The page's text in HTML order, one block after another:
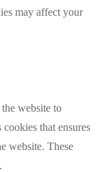
may affect your
website to
that ensures
website. These